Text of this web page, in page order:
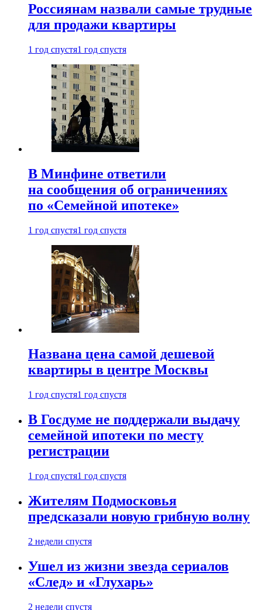
Россиянам назвали самые трудные
для продажи квартиры
1 год спустя1 год спустя
В Минфине ответили
на сообщения об ограничениях
по «Семейной ипотеке»
1 год спустя1 год спустя
Названа цена самой дешевой
квартиры в центре Москвы
1 год спустя1 год спустя
В Госдуме не поддержали выдачу
семейной ипотеки по месту
регистрации
1 год спустя1 год спустя
Жителям Подмосковья
предсказали новую грибную волну
2 недели спустя
Ушел из жизни звезда сериалов
«След» и «Глухарь»
2 недели спустя